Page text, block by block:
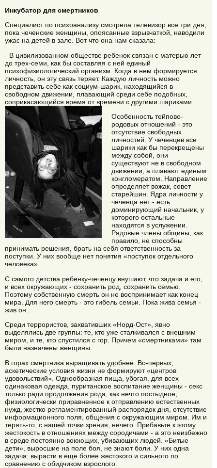
Инкубатор для смертников
Специалист по психоанализу смотрела телевизор все три дня,
пока чеченские женщины, опоясанные взрывчаткой, наводили
ужас на детей в зале. Вот что она нам сказала:
- В цивилизованном обществе ребенок связан с матерью лет
до трех-семи, как бы составляя с ней единый
психофизиологический организм. Когда в нем формируется
личность, он эту связь теряет. Каждую личность можно
представить себе как социум-шарик, находящийся в
свободном движении, плавающий среди себе подобных,
соприкасающийся время от времени с другими шариками.
Особенность тейпово-
родовых отношений - это
отсутствие свободных
личностей. У чеченцев все
шарики как бы перекрещены
между собой, они
существуют не в свободном
движении, а плавают единым
конгломератом. Направление
определяет вожак, совет
старейшин. Ядра личности у
чеченца нет - есть
доминирующий начальник, у
которого остальные
находятся в услужении.
Рядовые члены общины, как
правило, не способны
принимать решения, брать на себя ответственность за
поступки. У них вообще нет понятия «поступок отдельного
человека».
С самого детства ребенку-чеченцу внушают, что задача и его,
и всех окружающих - сохранить род, сохранить семью.
Поэтому собственную смерть он не воспринимает как конец
мира. Для него смерть - это гибель семьи. Пока жива семья -
жив он.
Среди террористов, захвативших «Норд-Ост», явно
выделялись две группы: те, кто уже сталкивался с внешним
миром, и те, кто спустился с гор. Причем «смертниками» там
были назначены женщины.
В горах смертника выращивать удобнее. Во-первых,
аскетические условия жизни не формируют «центров
удовольствий». Однообразная пища, убогая, для всех
одинаковая одежда, пуританское воспитание женщины - секс
только ради продолжения рода, как нечто постыдное,
физиологически приравненное к отправлению естественных
нужд, жестко регламентированный распорядок дня, отсутствие
информационного поля, общения с окружающим миром. Им и
терять-то, с нашей точки зрения, нечего. Прибавьте к этому
жестокость в отношениях между сородичами - а это неизбежно
в среде постоянно воюющих, убивающих людей. «Битые
дети», выросшие на поле боя, не знают боли. У них одна
задача: вырасти в еще более жестокого и сильного по
сравнению с обидчиком взрослого.